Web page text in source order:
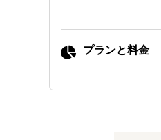
プランと料金